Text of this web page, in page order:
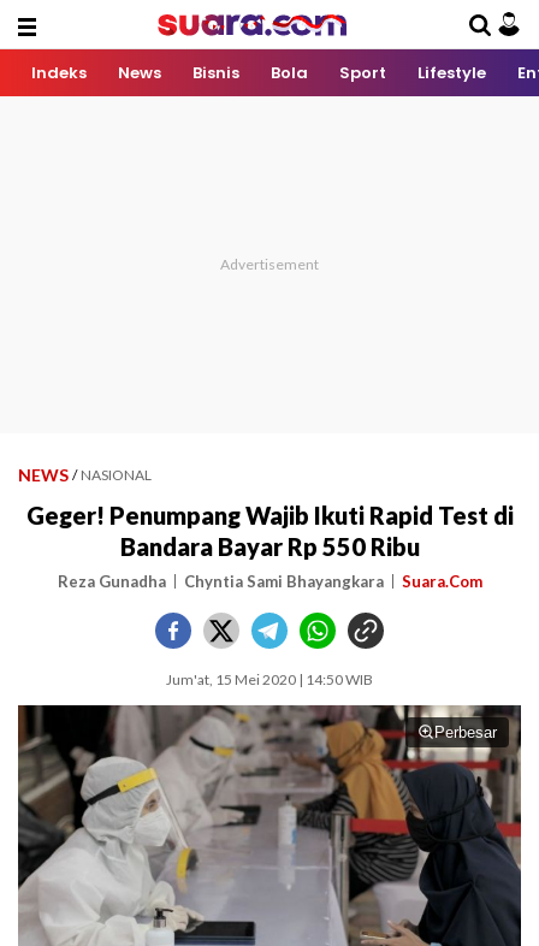
Indeks News Bisnis Bola Sport Lifestyle
NEWS / NASIONAL
Geger! Penumpang Wajib Ikuti Rapid Test di
Bandara Bayar Rp 550 Ribu
Reza Gunadha Chyntia Sami Bhayangkara Suara.Com
Jum'at, 15 Mei 2020 | 14:50 WIB
Perbesar